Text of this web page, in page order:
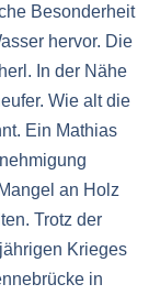
Besonderheit
hervor. Die
In der Nähe
Wie alt die
Ein Mathias
an Holz
Trotz der
Krieges
in